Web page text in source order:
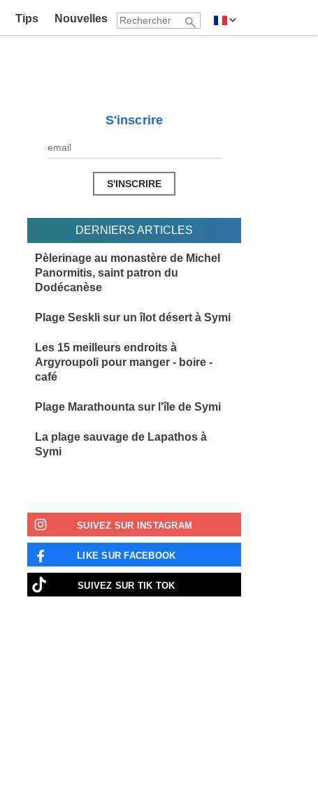
Tips Nouvelles
S'inscrire
DERNIERS ARTICLES
Pèlerinage au monastère de Michel
Panormitis, saint patron du
Dodécanèse
Plage Seskli sur un îlot désert à Symi
Les 15 meilleurs endroits à
Argyroupoli pour manger - boire -
café
Plage Marathounta sur l'île de Symi
La plage sauvage de Lapathos à
Symi
SUIVEZ SUR INSTAGRAM
LIKE SUR FACEBOOK
SUIVEZ SUR ΤΙΚ ΤΟΚ